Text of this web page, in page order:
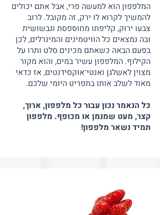
המלפפון הוא למעשה פרי, אבל אתם יכולים
להמשיך לקרוא לו ירק, זה מקובל. לרוב
צבעו ירוק, קליפתו מחוספסת וגבשושית
ובה נמצאים כל הוויטמינים והמינרלים, לכן
בפעם הבאה כשאתם מכינים סלט ותרו על
הקילוף. המלפפון עשיר במים, והוא מקור
מצוין לאשלגן ואנטי־אוקסידנטים, אז כדאי
מאוד לשלב אותו בתפריט היומי שלכם.
כל הנאמר נכון עבור כל מלפפון, ארוך,
קצר, מעט שמנמן או מכופף. מלפפון
תמיד נשאר מלפפון!